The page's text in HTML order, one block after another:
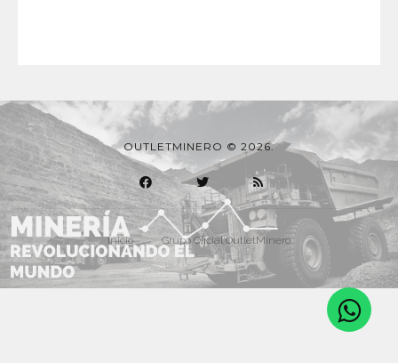
OUTLETMINERO © 2026.
Inicio Grupo Oficial OutletMinero